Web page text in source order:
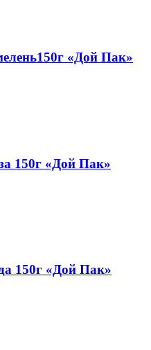
«Дой Пак»
150г «Дой Пак»
150г «Дой Пак»